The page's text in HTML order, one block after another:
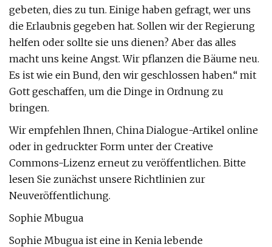
gebeten, dies zu tun. Einige haben gefragt, wer uns
die Erlaubnis gegeben hat. Sollen wir der Regierung
helfen oder sollte sie uns dienen? Aber das alles
macht uns keine Angst. Wir pflanzen die Bäume neu.
Es ist wie ein Bund, den wir geschlossen haben.“ mit
Gott geschaffen, um die Dinge in Ordnung zu
bringen.
Wir empfehlen Ihnen, China Dialogue-Artikel online
oder in gedruckter Form unter der Creative
Commons-Lizenz erneut zu veröffentlichen. Bitte
lesen Sie zunächst unsere Richtlinien zur
Neuveröffentlichung.
Sophie Mbugua
Sophie Mbugua ist eine in Kenia lebende